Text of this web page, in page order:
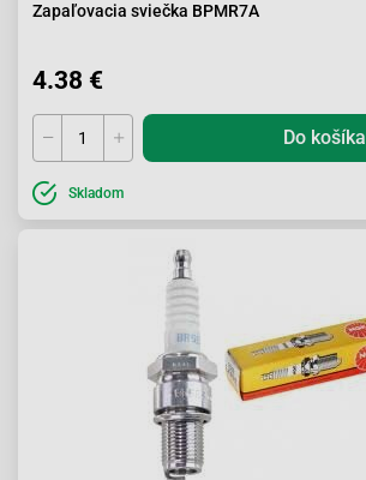
Zapaľovacia sviečka BPMR7A
4.38 €
Do košíka
Skladom